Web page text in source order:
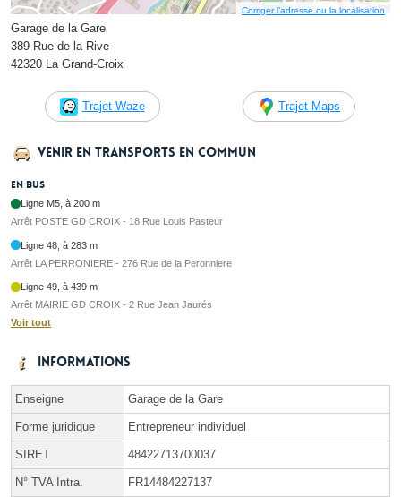
Corriger l’adresse ou la localisation
Garage de la Gare
389 Rue de la Rive
42320 La Grand-Croix
Trajet Waze Trajet Maps
Venir en transports en commun
En bus
Ligne M5, à 200 m
Arrêt POSTE GD CROIX - 18 Rue Louis Pasteur
Ligne 48, à 283 m
Arrêt LA PERRONIERE - 276 Rue de la Peronniere
Ligne 49, à 439 m
Arrêt MAIRIE GD CROIX - 2 Rue Jean Jaurés
Voir tout
Informations
Enseigne Garage de la Gare
Forme juridique Entrepreneur individuel
SIRET 48422713700037
N° TVA Intra. FR14484227137